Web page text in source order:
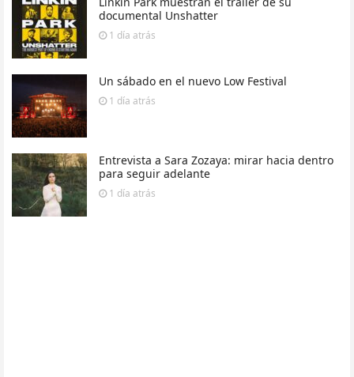
documental Unshatter
1 día atrás
Un sábado en el nuevo Low Festival
1 día atrás
Entrevista a Sara Zozaya: mirar hacia dentro
para seguir adelante
1 día atrás